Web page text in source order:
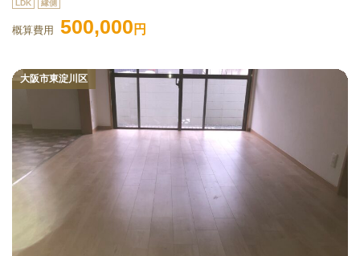
LDK 縁側
概算費用 500,000 円
大阪市東淀川区